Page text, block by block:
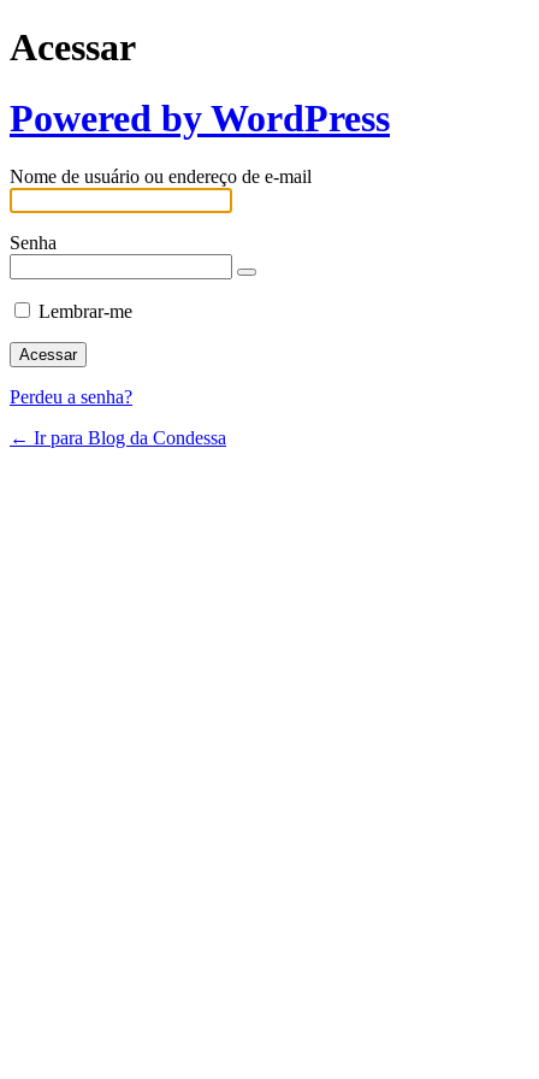
Acessar
Powered by WordPress
Nome de usuário ou endereço de e-mail
Senha
Lembrar-me
Perdeu a senha?
← Ir para Blog da Condessa